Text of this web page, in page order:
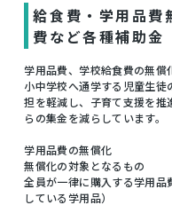
給食費・学用品費
費など各種補助金
学用品費、学校給食費の無償
小中学校へ通学する児童生徒
担を軽減し、子育て支援を
らの集金を減らしています。
学用品費の無償化
無償化の対象となるもの
全員が一律に購入する学用品
している学用品）